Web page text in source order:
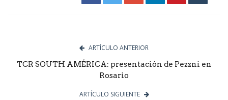
ARTÍCULO ANTERIOR
TCR SOUTH AMÉRICA: presentación de Pezzni en
Rosario
ARTÍCULO SIGUIENTE